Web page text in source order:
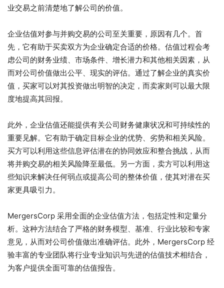
业交易之前清楚地了解公司的价值。
企业估值对参与并购交易的公司至关重要，原因有几个。首
先，它有助于买卖双方为企业确定合适的价格。估值过程会考
虑公司的财务业绩、市场条件、增长潜力和其他相关因素，从
而对公司价值做出公平、现实的评估。通过了解企业的真实价
值，买家可以对其投资做出明智的决定，而卖家则可以最大限
度地提高其回报。
此外，企业估值还能提供有关公司财务健康状况和可持续性的
重要见解。它有助于确定目标企业的优势、劣势和相关风险。
买方可以利用这些信息评估潜在的协同效应和整合挑战，从而
将并购交易的相关风险降至最低。另一方面，卖方可以利用这
些知识来解决任何弱点或提高公司的整体价值，使其对潜在买
家更具吸引力。
MergersCorp 采用全面的企业估值方法，包括定性和定量分
析。这种方法结合了严格的财务模型、基准、行业比较和专家
意见，从而对公司价值做出准确评估。此外，MergersCorp 经
验丰富的专业团队将行业专业知识与先进的估值技术相结合，
为客户提供全面可靠的估值报告。